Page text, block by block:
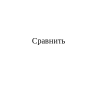
Сравнить